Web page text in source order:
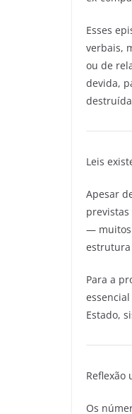
Esses
verbais,
ou de
devida,
Leis
Apesar
— muitos
estrutura
Para a
Estado,
Reflexão
Os